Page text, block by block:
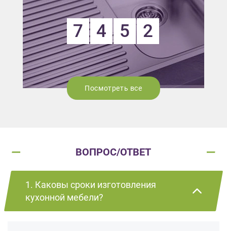
7 4 5 2
Посмотреть все
ВОПРОС/ОТВЕТ
1. Каковы сроки изготовления
кухонной мебели?